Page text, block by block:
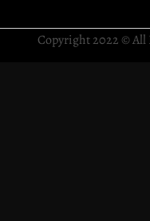
Copyright 2022 © All